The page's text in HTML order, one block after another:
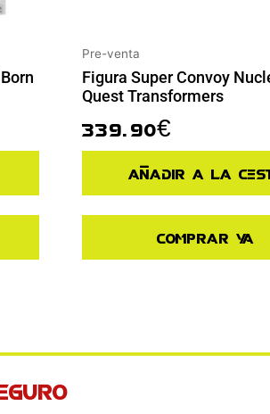
Pre-venta
Figura Super Convoy
Quest Transformers
339.90€
Añadir a la
Comprar ya